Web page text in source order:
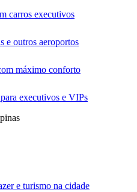
carros executivos
e outros aeroportos
máximo conforto
executivos e VIPs
e turismo na cidade